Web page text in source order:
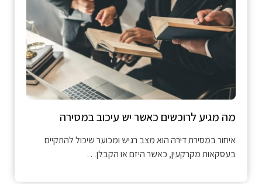
מה מגיע לרוכשים כאשר יש עיכוב במסירה
איחור במסירת דירה הוא מצב רגיש ומכוער שיכול להתקיים
בעסקאות מקרקעין, כאשר היזם או הקבלן…